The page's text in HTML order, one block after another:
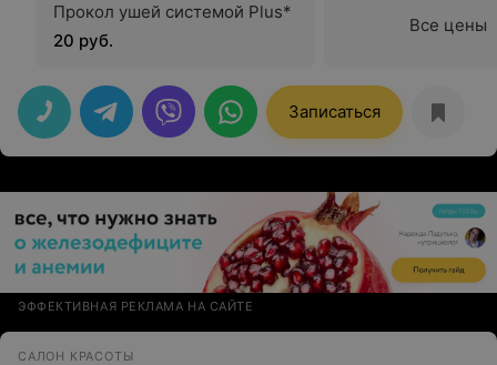
Прокол ушей системой Plus*
20 руб.
Все цены
Записаться
ЭФФЕКТИВНАЯ РЕКЛАМА НА САЙТЕ
САЛОН КРАСОТЫ